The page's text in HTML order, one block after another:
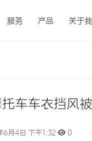
服务 产品 关于
车车衣挡风
月4日 下午1:32 0